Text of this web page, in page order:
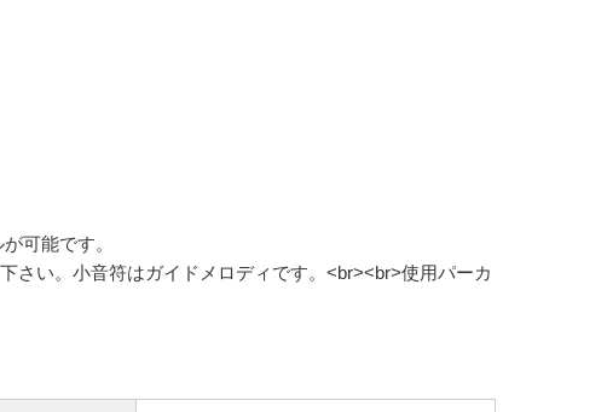
可能です。
い。小音符はガイドメロディです。<br><br>使用パーカ